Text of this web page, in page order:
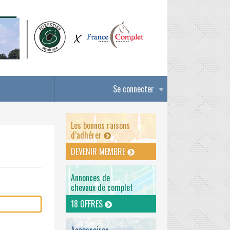
Se connecter
Les bonnes raisons
d’adhérer
DEVENIR MEMBRE
Annonces de
chevaux de complet
18 OFFRES